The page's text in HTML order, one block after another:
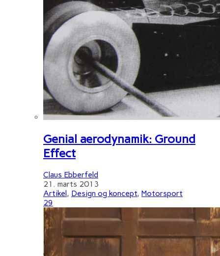
Genial aerodynamik: Ground
Effect
Claus Ebberfeld
21. marts 2013
Artikel, Design og koncept, Motorsport
29